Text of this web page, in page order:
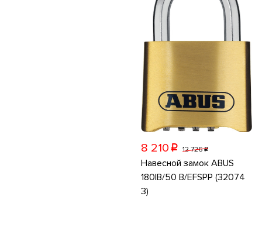
8 210 p 12 726p
Навесной замок ABUS
180IB/50 B/EFSPP (32074
3)